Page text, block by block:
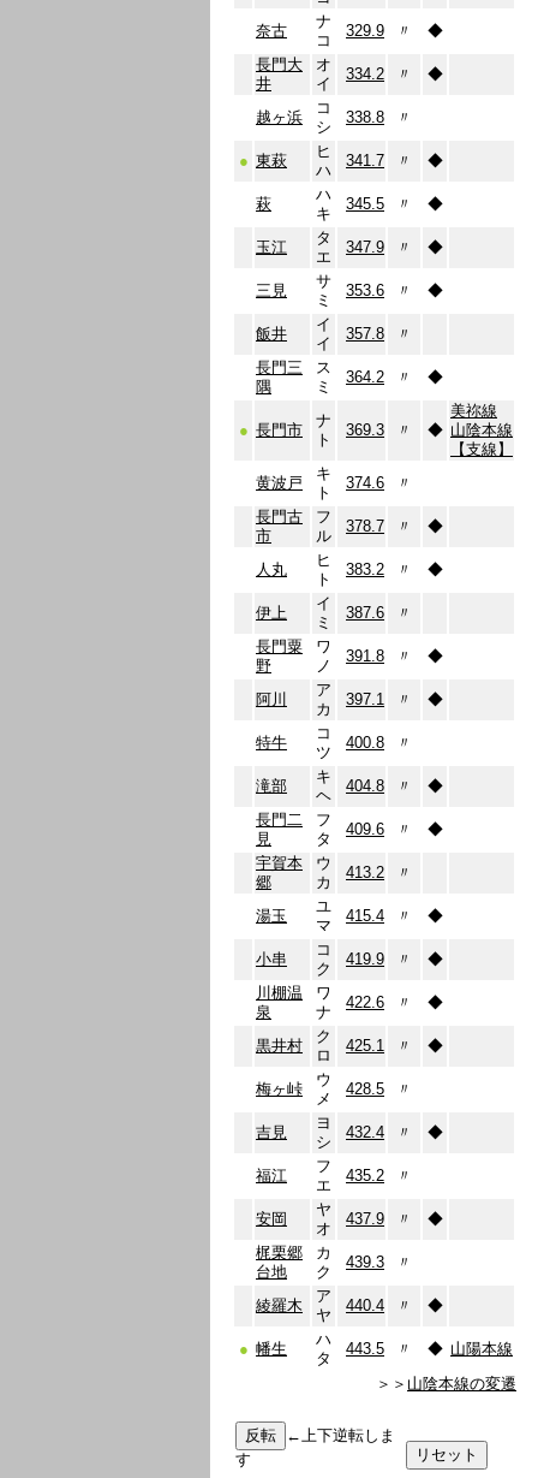
奈古
ナ
コ
329.9 〃
◆
長門大
井
オ
イ
334.2 〃 ◆
越ヶ浜
コ
シ
338.8 〃
● 東萩
ヒ
ハ
341.7 〃 ◆
萩
ハ
キ
345.5 〃 ◆
玉江
タ
エ
347.9 〃 ◆
三見
サ
ミ
353.6 〃 ◆
飯井
イ
イ
357.8
〃
長門三
隅
ス
ミ
364.2 〃 ◆
● 長門市
ナ
ト
369.3 〃 ◆
美祢線
山陰本線
【支線】
黄波戸
キ
ト
374.6
〃
長門古
市
フ
ル
378.7 〃 ◆
人丸
ヒ
ト
383.2 〃 ◆
伊上
イ
ミ
387.6
〃
長門粟
野
ワ
ノ
391.8 〃 ◆
阿川
ア
カ
397.1 〃 ◆
特牛
コ
ツ
400.8 〃
滝部
キ
ヘ
404.8 〃
◆
長門二
見
フ
タ
409.6 〃
◆
宇賀本
郷
ウ
カ
413.2 〃
湯玉
ユ
マ
415.4 〃 ◆
小串
コ
ク
419.9 〃
◆
川棚温
泉
ワ
ナ
422.6 〃 ◆
黒井村
ク
ロ
425.1 〃 ◆
梅ヶ峠
ウ
メ
428.5 〃
吉見
ヨ
シ
432.4 〃 ◆
福江
フ
エ
435.2 〃
安岡
ヤ
オ
437.9 〃
◆
梶栗郷
台地
カ
ク
439.3 〃
綾羅木
ア
ヤ
440.4 〃 ◆
● 幡生
ハ
タ
443.5 〃 ◆ 山陽本線
＞＞ 山陰本線の変遷
←上下逆転しま
す